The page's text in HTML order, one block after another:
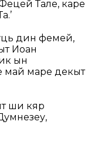
Тале, каре
дин фемей,
Иоан
ын
май маре декыт
ши кяр